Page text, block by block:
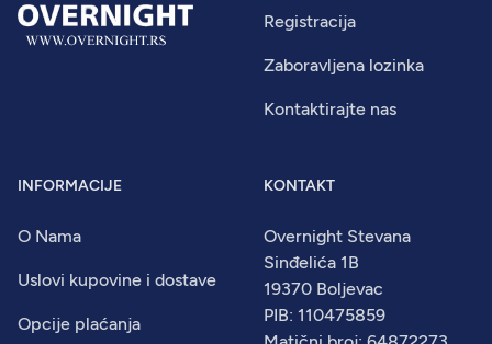
Registracija
Zaboravljena lozinka
Kontaktirajte nas
INFORMACIJE
O Nama
Uslovi kupovine i dostave
Opcije plaćanja
KONTAKT
Overnight Stevana
Sinđelića 1B
19370 Boljevac
PIB: 110475859